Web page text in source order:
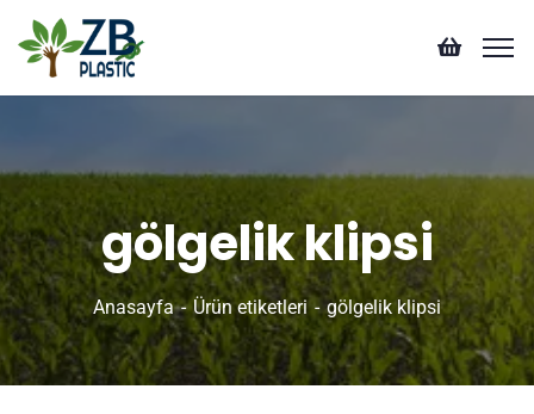
gölgelik klipsi
Anasayfa Ürün etiketleri gölgelik klipsi